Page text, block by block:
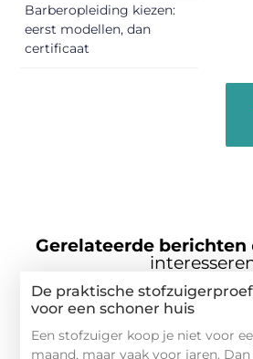
Barberopleiding kiezen:
eerst modellen, dan
certificaat
Gerelateerde berichten
De praktische stofzuigerproef
voor een schoner huis
Een stofzuiger koop je niet voor
maand, maar vaak voor jaren. Dan